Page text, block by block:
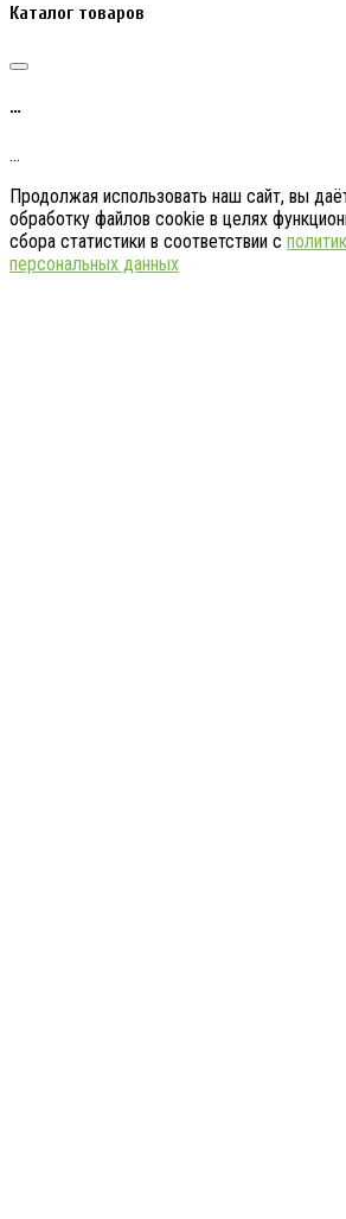
Каталог товаров
…
…
Продолжая использовать наш сайт, вы
обработку файлов cookie в целях
сбора статистики в соответствии с
персональных данных